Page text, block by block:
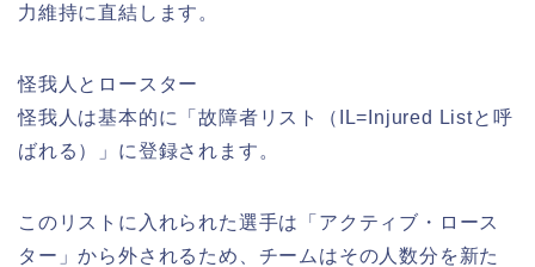
力維持に直結します。
怪我人とロースター
怪我人は基本的に「故障者リスト（IL=Injured Listと呼
ばれる）」に登録されます。
このリストに入れられた選手は「アクティブ・ロース
ター」から外されるため、チームはその人数分を新た